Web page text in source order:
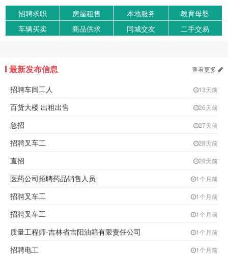
招聘求职 房屋租售 本地服务
教育母婴
车辆买卖
商品供求 同城交友 二手交易
最新发布信息 查看更多
招聘车间工人 13天前
百货大楼 出租出售 26天前
急招 27天前
招聘叉车工 28天前
直招 28天前
医药公司招聘药品销售人员 1个月前
招聘叉车工 1个月前
招聘叉车工 1个月前
质量工程师-吉林省吉阳油箱有限责任公司 1个月前
招聘电工 1个月前